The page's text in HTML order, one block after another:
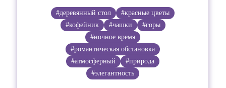
#деревянный стол
#красные цветы
#кофейник
#чашки
#горы
#ночное время
#романтическая обстановка
#атмосферный
#природа
#элегантность